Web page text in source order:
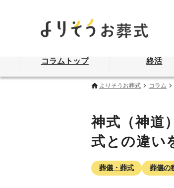
コラムトップ 終活
よりそうお葬式 コラム
神式（神道
式との違い
葬儀・葬式 葬儀の